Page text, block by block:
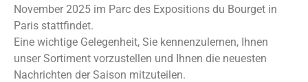
November 2025 im Parc des Expositions du Bourget in
Paris stattfindet.
Eine wichtige Gelegenheit, Sie kennenzulernen, Ihnen
unser Sortiment vorzustellen und Ihnen die neuesten
Nachrichten der Saison mitzuteilen.